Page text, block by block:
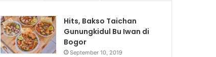
Hits, Bakso Taichan
Gunungkidul Bu Iwan di
Bogor
September 10, 2019